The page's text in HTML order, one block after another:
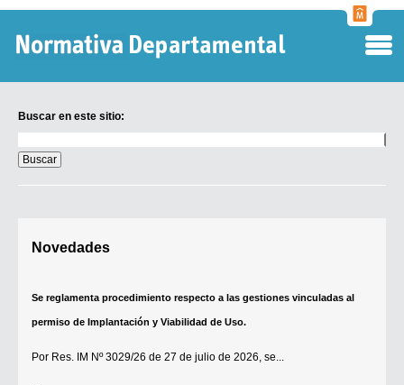
Buscar en este sitio:
en
este
sitio:
Novedades
Se reglamenta procedimiento respecto a las gestiones vinculadas al
permiso de Implantación y Viabilidad de Uso.
Por Res. IM Nº 3029/26 de 27 de julio de 2026, se...